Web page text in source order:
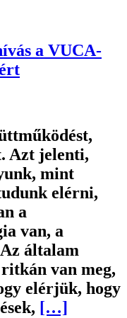
a VUCA-
Azt jelenti,
mint
elérni,
a
van, a
általam
van meg,
elérjük, hogy
[…]